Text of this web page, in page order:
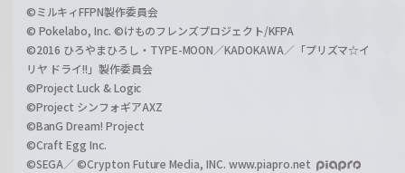
©ミルキィFFPN製作委員会
© Pokelabo, Inc. ©けものフレンズプロジェクト/KFPA
©2016 ひろやまひろし・TYPE-MOON／KADOKAWA／「プリズマ☆イ
リヤ ドライ!!」製作委員会
©Project Luck & Logic
©Project シンフォギアAXZ
©BanG Dream! Project
©Craft Egg Inc.
©SEGA／ ©Crypton Future Media, INC. www.piapro.net